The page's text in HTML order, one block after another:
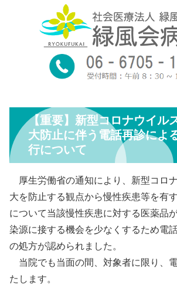
TEL.
〒547-0034
大阪市平野
背戸口１
１８番１
【重要】新型コロナウイル
大防止に伴う電話再診によ
行について
厚生労働省の通知により、新型コロ
大を防止する観点から慢性疾患等を有
について当該慢性疾患に対する医薬品
染源に接する機会を少なくするため電
の処方が認められました。
当院でも当面の間、対象者に限り、
たします。